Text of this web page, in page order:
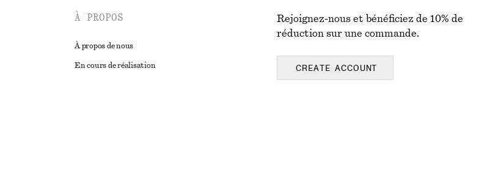
À PROPOS
À propos de nous
En cours de réalisation
Rejoignez-nous et bénéficiez de 10% de
réduction sur une commande.
CREATE ACCOUNT